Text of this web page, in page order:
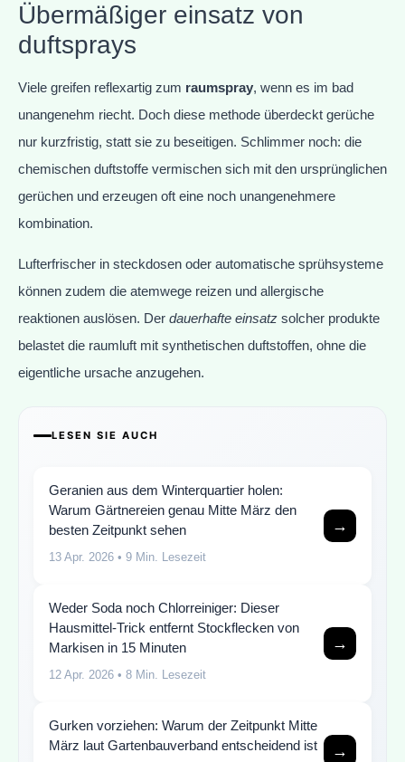
Übermäßiger einsatz von
duftsprays
Viele greifen reflexartig zum raumspray, wenn es im bad
unangenehm riecht. Doch diese methode überdeckt gerüche
nur kurzfristig, statt sie zu beseitigen. Schlimmer noch: die
chemischen duftstoffe vermischen sich mit den ursprünglichen
gerüchen und erzeugen oft eine noch unangenehmere
kombination.
Lufterfrischer in steckdosen oder automatische sprühsysteme
können zudem die atemwege reizen und allergische
reaktionen auslösen. Der dauerhafte einsatz solcher produkte
belastet die raumluft mit synthetischen duftstoffen, ohne die
eigentliche ursache anzugehen.
LESEN SIE AUCH
Geranien aus dem Winterquartier holen:
Warum Gärtnereien genau Mitte März den
besten Zeitpunkt sehen
13 Apr. 2026 • 9 Min. Lesezeit
→
Weder Soda noch Chlorreiniger: Dieser
Hausmittel-Trick entfernt Stockflecken von
Markisen in 15 Minuten
12 Apr. 2026 • 8 Min. Lesezeit
→
Gurken vorziehen: Warum der Zeitpunkt Mitte
März laut Gartenbauverband entscheidend ist
→